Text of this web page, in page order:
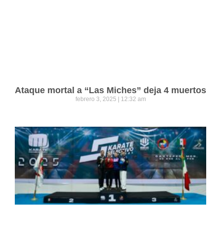
Ataque mortal a “Las Miches” deja 4 muertos
febrero 3, 2025 12:32 am